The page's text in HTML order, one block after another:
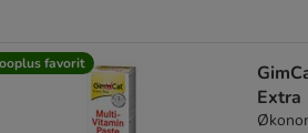
favorit
Extra